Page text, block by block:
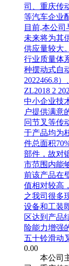
司、重庆传
等汽车企业
目前,本公
未来将为其
供应量较
行业质量体
种摆动式自
2022466.8
ZL2018 2
中小企业技
户提供满
冋节叉等传
于产品均为
件总面积
部件，故对
市范围内能
前该产品在
值相对较高
之我司很多
设备和工装
区达到产品
险能力增强
五十铃滑动
0.00
本公司主